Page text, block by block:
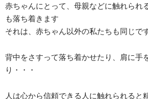
赤ちゃんにとって、母親などに触れられ
も落ち着きます
それは、赤ちゃん以外の私たちも同じで
背中をさすって落ち着かせたり、肩に手
り・・・
人は心から信頼できる人に触れられると